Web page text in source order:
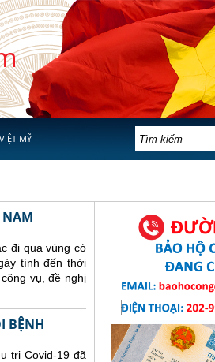
MỸ BIỂU MẪU TÌM KIẾM
NAM
đi qua vùng có
tính đến thời
vụ, đề nghị
BỆNH
trị Covid-19 đã